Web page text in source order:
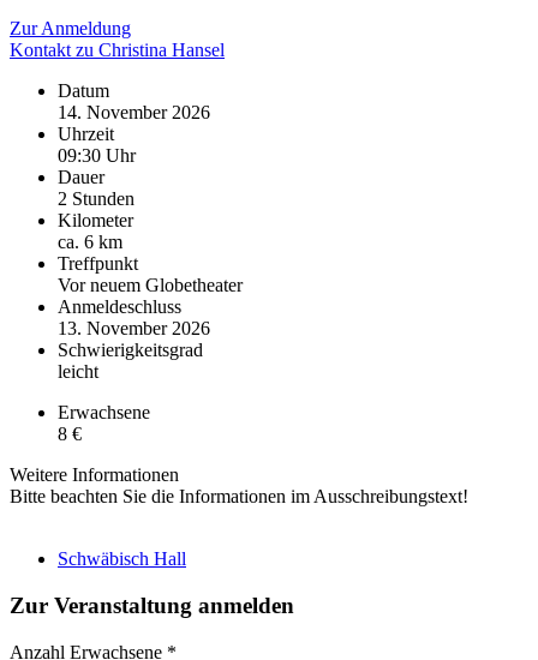
Zur Anmeldung
Kontakt zu Christina Hansel
Datum
14. November 2026
Uhrzeit
09:30 Uhr
Dauer
2 Stunden
Kilometer
ca. 6 km
Treffpunkt
Vor neuem Globetheater
Anmeldeschluss
13. November 2026
Schwierigkeitsgrad
leicht
Erwachsene
8 €
Weitere Informationen
Bitte beachten Sie die Informationen im Ausschreibungstext!
Schwäbisch Hall
Zur Veranstaltung anmelden
Anzahl Erwachsene *